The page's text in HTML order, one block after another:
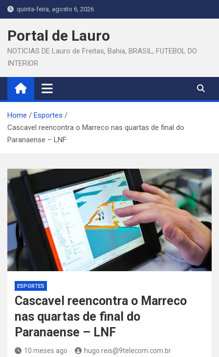
Skip
to
content
quinta-feira, agosto 6, 2026
Portal de Lauro
NOTICIAS DE Lauro de Freitas, Bahia, BRASIL, FUTEBOL DO
INTERIOR
Home
Esportes
Cascavel reencontra o Marreco nas quartas de final do
Paranaense – LNF
ESPORTES
Cascavel reencontra o Marreco
nas quartas de final do
Paranaense – LNF
10 meses ago
hugo.reis@9telecom.com.br